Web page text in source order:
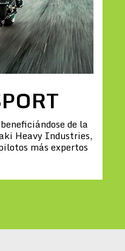
de la
Heavy Industries,
más expertos